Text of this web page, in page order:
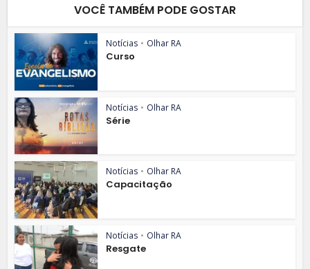
VOCÊ TAMBÉM PODE GOSTAR
Notícias • Olhar RA
Curso
Notícias • Olhar RA
Série
Notícias • Olhar RA
Capacitação
Notícias • Olhar RA
Resgate